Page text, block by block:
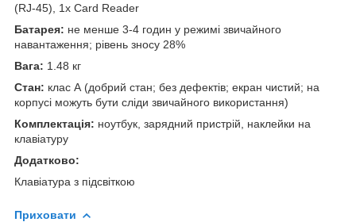
(RJ-45), 1x Card Reader
Батарея: не менше 3-4 годин у режимі звичайного
навантаження; рівень зносу 28%
Вага: 1.48 кг
Стан: клас А (добрий стан; без дефектів; екран чистий; на
корпусі можуть бути сліди звичайного використання)
Комплектація: ноутбук, зарядний пристрій, наклейки на
клавіатуру
Додатково:
Клавіатура з підсвіткою
Приховати